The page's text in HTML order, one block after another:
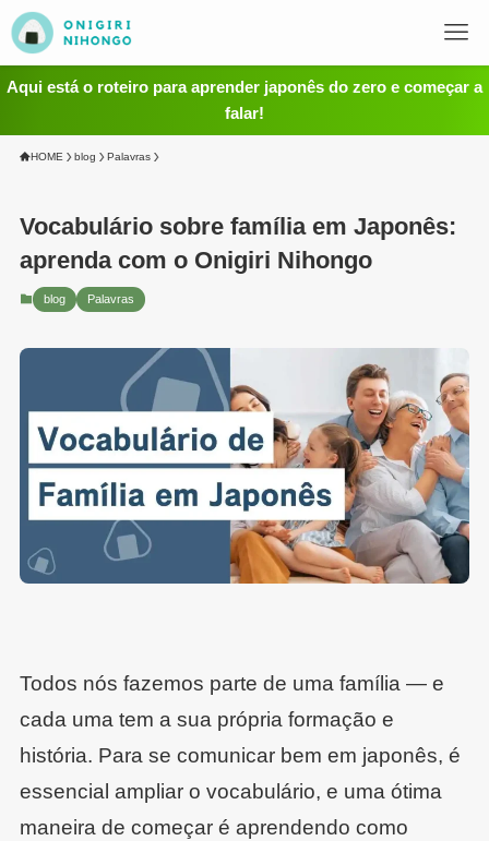
Aqui está o roteiro para aprender japonês do zero e começar a
falar!
HOME blog Palavras
Vocabulário sobre família em Japonês:
aprenda com o Onigiri Nihongo
blog Palavras
Todos nós fazemos parte de uma família — e
cada uma tem a sua própria formação e
história. Para se comunicar bem em japonês, é
essencial ampliar o vocabulário, e uma ótima
maneira de começar é aprendendo como